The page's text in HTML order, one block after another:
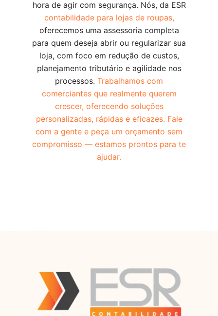
hora de agir com segurança. Nós, da ESR
contabilidade para lojas de roupas,
oferecemos uma assessoria completa
para quem deseja abrir ou regularizar sua
loja, com foco em redução de custos,
planejamento tributário e agilidade nos
processos. Trabalhamos com
comerciantes que realmente querem
crescer, oferecendo soluções
personalizadas, rápidas e eficazes. Fale
com a gente e peça um orçamento sem
compromisso — estamos prontos para te
ajudar.